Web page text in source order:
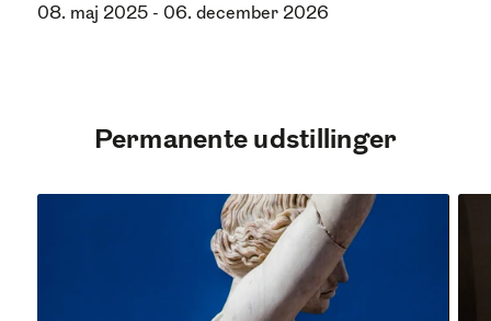
08. maj 2025 - 06. december 2026
Permanente udstillinger